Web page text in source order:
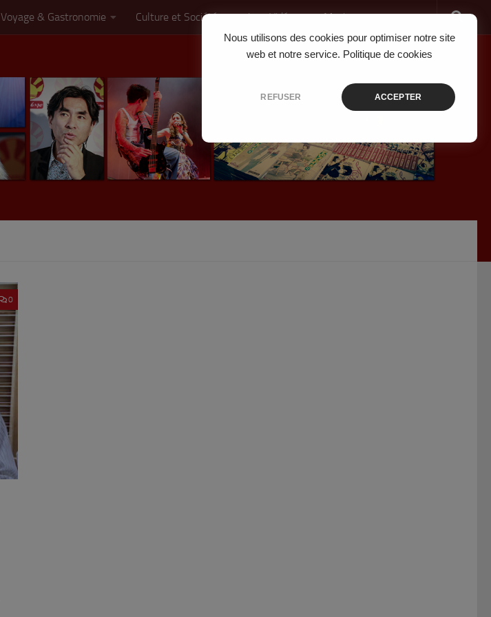
Nous utilisons des cookies pour optimiser notre site
web et notre service. Politique de cookies
REFUSER ACCEPTER
Voyage & Gastronomie Culture et Société Jeux Vidéo Musique
0